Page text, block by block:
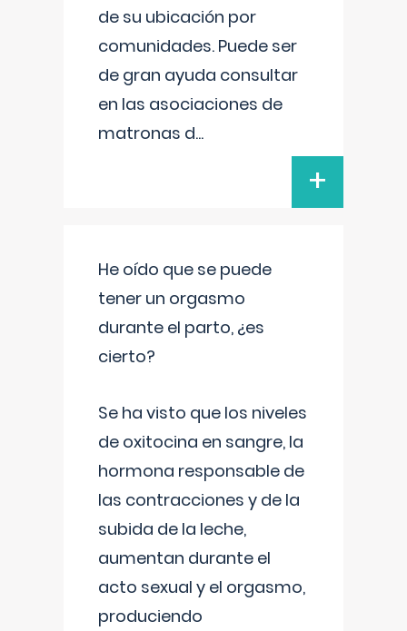
de su ubicación por
comunidades. Puede ser
de gran ayuda consultar
en las asociaciones de
matronas d...
+
He oído que se puede
tener un orgasmo
durante el parto, ¿es
cierto?
Se ha visto que los niveles
de oxitocina en sangre, la
hormona responsable de
las contracciones y de la
subida de la leche,
aumentan durante el
acto sexual y el orgasmo,
produciendo